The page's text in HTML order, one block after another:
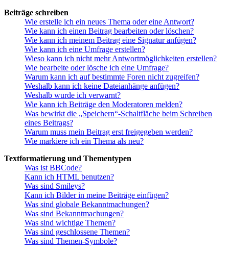
Beiträge schreiben
Wie erstelle ich ein neues Thema oder eine Antwort?
Wie kann ich einen Beitrag bearbeiten oder löschen?
Wie kann ich meinem Beitrag eine Signatur anfügen?
Wie kann ich eine Umfrage erstellen?
Wieso kann ich nicht mehr Antwortmöglichkeiten erstellen?
Wie bearbeite oder lösche ich eine Umfrage?
Warum kann ich auf bestimmte Foren nicht zugreifen?
Weshalb kann ich keine Dateianhänge anfügen?
Weshalb wurde ich verwarnt?
Wie kann ich Beiträge den Moderatoren melden?
Was bewirkt die „Speichern“-Schaltfläche beim Schreiben
eines Beitrags?
Warum muss mein Beitrag erst freigegeben werden?
Wie markiere ich ein Thema als neu?
Textformatierung und Thementypen
Was ist BBCode?
Kann ich HTML benutzen?
Was sind Smileys?
Kann ich Bilder in meine Beiträge einfügen?
Was sind globale Bekanntmachungen?
Was sind Bekanntmachungen?
Was sind wichtige Themen?
Was sind geschlossene Themen?
Was sind Themen-Symbole?